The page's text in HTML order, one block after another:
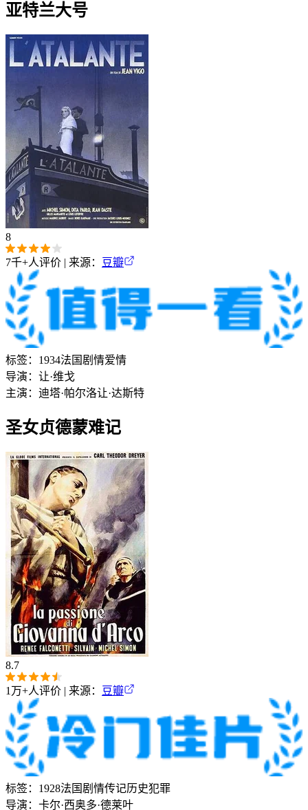
亚特兰大号
8
7千+人评价 | 来源： 豆瓣
标签： 1934法国 剧情爱情
导演： 让·维戈
主演： 迪塔·帕尔洛让·达斯特
圣女贞德蒙难记
8.7
1万+人评价 | 来源： 豆瓣
标签： 1928法国 剧情传记历史犯罪
导演： 卡尔·西奥多·德莱叶